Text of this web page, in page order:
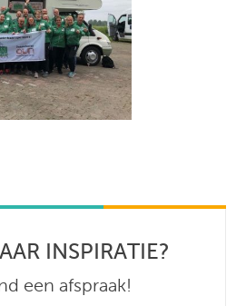
INSPIRATIE?
een afspraak!